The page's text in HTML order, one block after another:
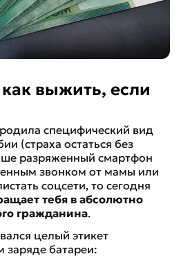
выжить, если
специфический вид
(страха остаться без
разряженный смартфон
звонком от мамы или
соцсети, то сегодня
тебя в абсолютно
гражданина.
целый этикет
заряде батареи: